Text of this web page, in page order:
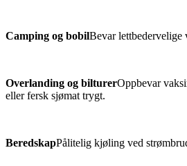
Camping og bobilBevar lettbedervelige
Overlanding og bilturerOppbevar
eller fersk sjømat trygt.
BeredskapPålitelig kjøling ved